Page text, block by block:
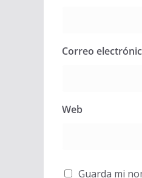
Correo
Web
Guarda mi